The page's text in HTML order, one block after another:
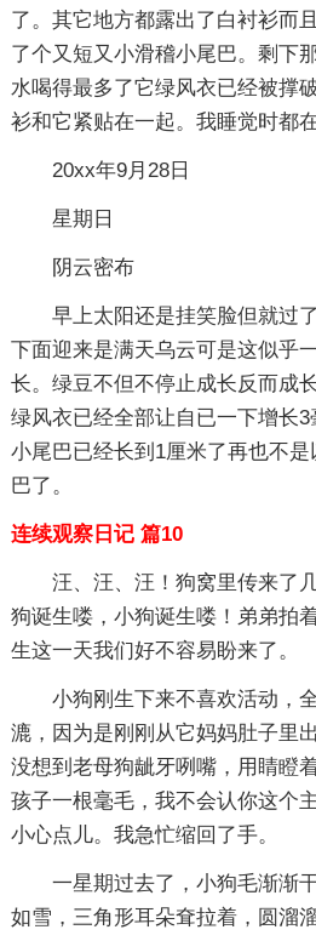
了。其它地方都露出了白衬衫而
了个又短又小滑稽小尾巴。剩下
水喝得最多了它绿风衣已经被撑
衫和它紧贴在一起。我睡觉时都
20xx年9月28日
星期日
阴云密布
早上太阳还是挂笑脸但就过
下面迎来是满天乌云可是这似乎
长。绿豆不但不停止成长反而成
绿风衣已经全部让自已一下增长
小尾巴已经长到1厘米了再也不
巴了。
连续观察日记 篇10
汪、汪、汪！狗窝里传来了
狗诞生喽，小狗诞生喽！弟弟拍
生这一天我们好不容易盼来了。
小狗刚生下来不喜欢活动，
漉，因为是刚刚从它妈妈肚子里
没想到老母狗龇牙咧嘴，用睛瞪
孩子一根毫毛，我不会认你这个
小心点儿。我急忙缩回了手。
一星期过去了，小狗毛渐渐
如雪，三角形耳朵耷拉着，圆溜